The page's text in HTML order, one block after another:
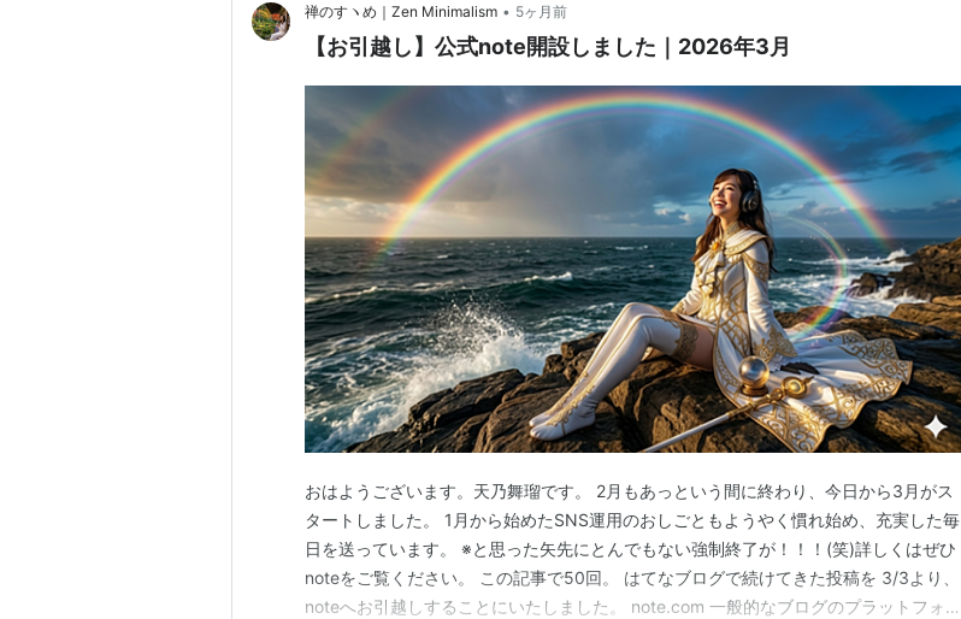
禅のすヽめ｜Zen Minimalism • 5ヶ月前
【お引越し】公式note開設しました｜2026年3月
おはようございます。天乃舞瑠です。 2月もあっという間に終わり、今日から3月がス
タートしました。 1月から始めたSNS運用のおしごともようやく慣れ始め、充実した毎
日を送っています。 ※と思った矢先にとんでもない強制終了が！！！(笑)詳しくはぜひ
noteをご覧ください。 この記事で50回。 はてなブログで続けてきた投稿を 3/3より、
noteへお引越しすることにいたしました。 note.com 一般的なブログのプラットフォー